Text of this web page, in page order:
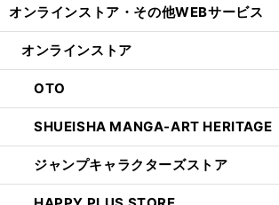
オンラインストア・ その他WEBサービス
オンラインストア
OTO
SHUEISHA MANGA-ART HERITAGE
ジャンプキャラクターズストア